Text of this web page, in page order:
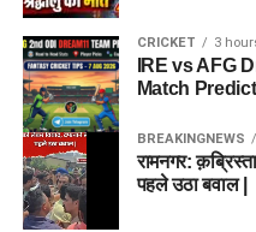
CRICKET 3
IRE vs AFG
Match
BREAKINGNEWS
रामनगर:
पहले उठा बवाल |